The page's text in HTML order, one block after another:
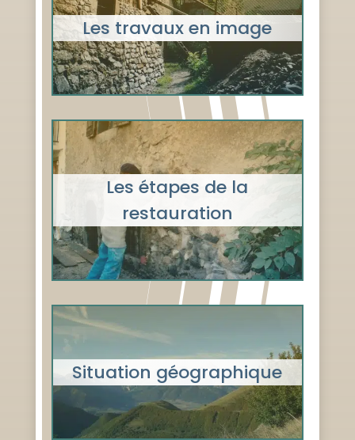
Les travaux en image
Les étapes de la
restauration
Le projet de rénovation de la
maison natale de Mélanie.
Situation géographique